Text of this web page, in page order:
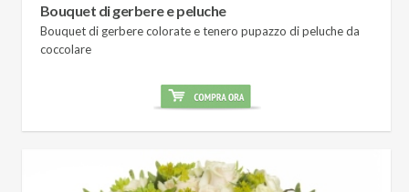
Bouquet di gerbere e peluche
Bouquet di gerbere colorate e tenero pupazzo di peluche da
coccolare